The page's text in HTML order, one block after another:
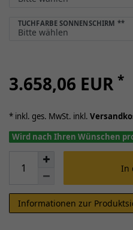
TUCHFARBE SONNENSCHIRM **
3.658,06 EUR *
* inkl. ges. MwSt. inkl.
Wird nach Ihren Wünschen
In
Informationen zur